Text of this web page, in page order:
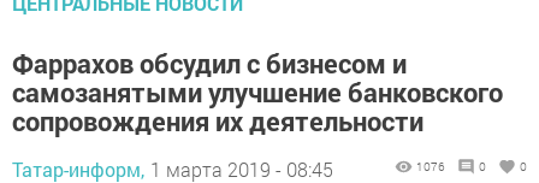
Фаррахов обсудил с бизнесом и
самозанятыми улучшение банковского
сопровождения их деятельности
Татар-информ, 1 марта 2019 - 08:45 1076 0 0